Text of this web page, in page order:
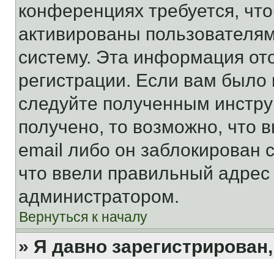
конференциях требуется,
активированы
систему. Эта информация
регистрации. Если вам
следуйте полученным
получено, то возможно, что
email либо он
что ввели правильный адрес
администратором.
Вернуться к началу
» Я давно